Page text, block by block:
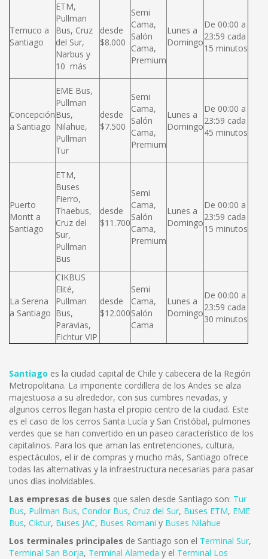
Temuco a
Santiago
ETM,
Pullman
Bus, Cruz
del Sur,
Narbus y
10 más
desde
$8.000
Semi
Cama,
Salón
Cama,
Premium
Lunes a
Domingo
De 00:00 a
23:59 cada
15 minutos
Concepción
a Santiago
EME Bus,
Pullman
Bus,
Nilahue,
Pullman
Tur
desde
$7.500
Semi
Cama,
Salón
Cama,
Premium
Lunes a
Domingo
De 00:00 a
23:59 cada
45 minutos
Puerto
Montt a
Santiago
ETM,
Buses
Fierro,
Thaebus,
Cruz del
Sur,
Pullman
Bus
desde
$11.700
Semi
Cama,
Salón
Cama,
Premium
Lunes a
Domingo
De 00:00 a
23:59 cada
15 minutos
La Serena
a Santiago
CIKBUS
Elité,
Pullman
Bus,
Paravias,
FIchtur VIP
desde
$12.000
Semi
Cama,
Salón
Cama
Lunes a
Domingo
De 00:00 a
23:59 cada
30 minutos
Santiago es la ciudad capital de Chile y cabecera de la Región
Metropolitana. La imponente cordillera de los Andes se alza
majestuosa a su alrededor, con sus cumbres nevadas, y
algunos cerros llegan hasta el propio centro de la ciudad. Este
es el caso de los cerros Santa Lucía y San Cristóbal, pulmones
verdes que se han convertido en un paseo característico de los
capitalinos. Para los que aman las entretenciones, cultura,
espectáculos, el ir de compras y mucho más, Santiago ofrece
todas las alternativas y la infraestructura necesarias para pasar
unos días inolvidables.
Las empresas de buses que salen desde Santiago son: Tur
Bus, Pullman Bus, Condor Bus, Cruz del Sur, Buses ETM, EME
Bus, Ciktur, Buses JAC, Buses Romani y Buses Nilahue
Los terminales principales de Santiago son el Terminal Sur,
Terminal San Borja, Terminal Alameda y el Terminal Los